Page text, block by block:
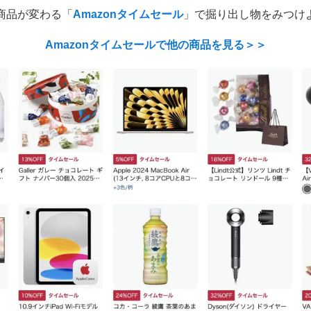
品が変わる「 Amazonタイムセール」で掘り出し物をみつけ
Amazonタイムセールで他の商品を見る＞＞